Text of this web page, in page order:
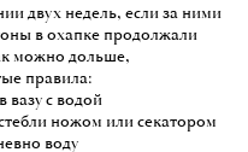
двух недель, если за ними
в охапке продолжали
можно дольше,
правила:
вазу с водой
ножом или секатором
воду